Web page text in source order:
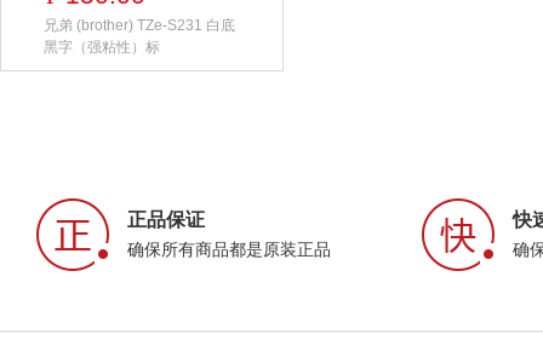
兄弟 (brother) TZe-S231 白底
黑字（强粘性）标
正品保证
确保所有商品都是原装正品
快
确